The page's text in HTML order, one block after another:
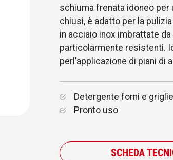
schiuma frenata idoneo
chiusi, è adatto per la
in acciaio inox imbrattate
particolarmente resistenti.
perl’applicazione di piani di
Detergente forni e griglie
Pronto uso
SCHEDA